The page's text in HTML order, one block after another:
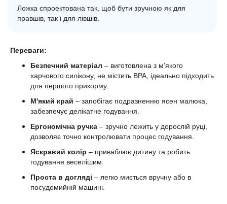
Ложка спроектована так, щоб бути зручною як для
правшів, так і для лівшів.
Переваги:
Безпечний матеріал – виготовлена з м’якого
харчового силікону, не містить BPA, ідеально підходить
для першого прикорму.
М'який край – запобігає подразненню ясен малюка,
забезпечує делікатне годування.
Ергономічна ручка – зручно лежить у дорослій руці,
дозволяє точно контролювати процес годування.
Яскравий колір – приваблює дитину та робить
годування веселішим.
Проста в догляді – легко миється вручну або в
посудомийній машині.